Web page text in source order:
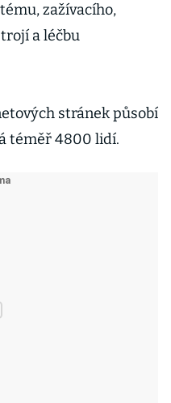
zažívacího,
a léčbu
stránek působí
téměř 4800 lidí.